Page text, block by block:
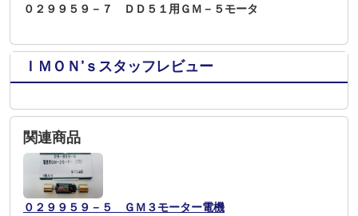
０２９９５９－７ ＤＤ５１用ＧＭ－５モータ
ＩＭＯＮ’ｓスタッフレビュー
関連商品
０２９９５９－５ ＧＭ３モーター電機